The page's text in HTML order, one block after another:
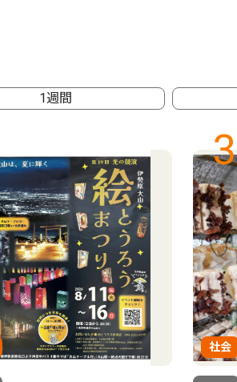
1週間
3
社会